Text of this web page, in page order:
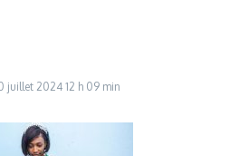
juillet 2024 12 h 09 min